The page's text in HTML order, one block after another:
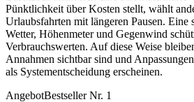
Pünktlichkeit über Kosten stellt, wählt
Urlaubsfahrten mit längeren Pausen. Eine
Wetter, Höhenmeter und Gegenwind
Verbrauchswerten. Auf diese Weise
Annahmen sichtbar sind und
als Systementscheidung erscheinen.
AngebotBestseller Nr. 1